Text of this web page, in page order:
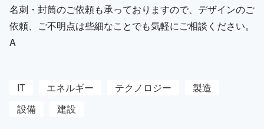
名刺・封筒のご依頼も承っておりますので、デザインのご
依頼、ご不明点は些細なことでも気軽にご相談ください。
A
IT エネルギー テクノロジー
製造
設備
建設